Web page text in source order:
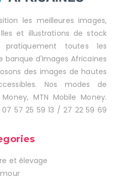
les meilleures images,
et illustrations de stock
toutes les
banque d'Images Africaines
des images de hautes
Nos modes de
MTN Mobile Money.
57 25 59 13 / 27 22 59 69
et élevage